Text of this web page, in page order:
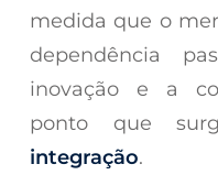
medida que o
dependência
inovação e a
ponto que
integração.